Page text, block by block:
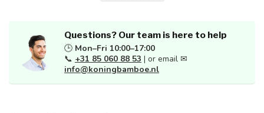
Questions? Our team is here to help
🕒 Mon–Fri 10:00–17:00
📞 +31 85 060 88 53 | or email ✉
info@koningbamboe.nl